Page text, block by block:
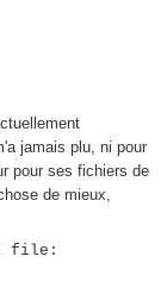
jamais plu, ni pour
pour ses fichiers de
de mieux,
file: